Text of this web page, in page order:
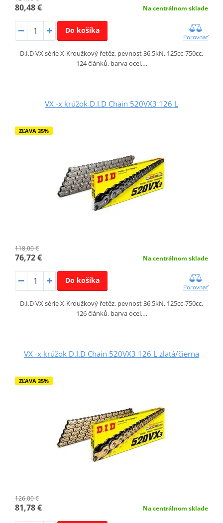
80,48 € Na centrálnom sklade
Do košíka
Porovnať
D.I.D VX série X-Kroužkový řetěz, pevnost 36,5kN, 125cc-750cc,
124 článků, barva ocel,…
VX -x krúžok D.I.D Chain 520VX3 126 L
ZĽAVA 35%
118,00 €
76,72 € Na centrálnom sklade
Do košíka
Porovnať
D.I.D VX série X-Kroužkový řetěz, pevnost 36,5kN, 125cc-750cc,
126 článků, barva ocel,…
VX -x krúžok D.I.D Chain 520VX3 126 L zlatá/čierna
ZĽAVA 35%
126,00 €
81,78 € Na centrálnom sklade